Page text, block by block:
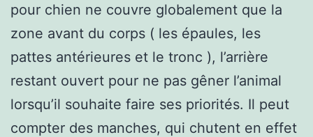
pour chien ne couvre globalement que la
zone avant du corps ( les épaules, les
pattes antérieures et le tronc ), l’arrière
restant ouvert pour ne pas gêner l’animal
lorsqu’il souhaite faire ses priorités. Il peut
compter des manches, qui chutent en effet